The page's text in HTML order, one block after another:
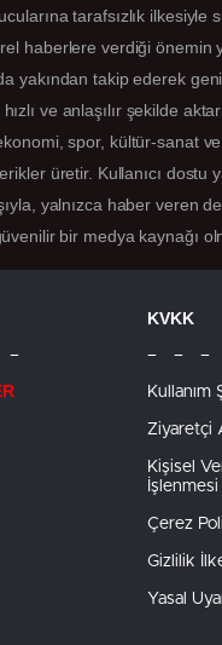
tarafsızlık ilkesiyle
haberlere verdiği önemin
yakından takip ederek
ve anlaşılır şekilde
spor, kültür-sanat
üretir. Kullanıcı dostu
yalnızca haber veren
bir medya kaynağı
KVKK
– – –
Kullanım
Ziyaretçi
Kişisel
İşlenmesi
Çerez
Gizlilik
Yasal